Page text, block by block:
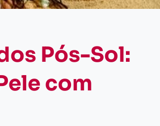
Pós-Sol:
com